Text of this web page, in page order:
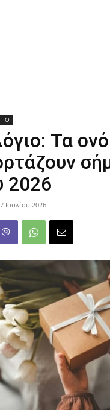
Τα
2026
7 Ιουλίου 2026